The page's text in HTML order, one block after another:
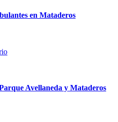
en Mataderos
Avellaneda y Mataderos